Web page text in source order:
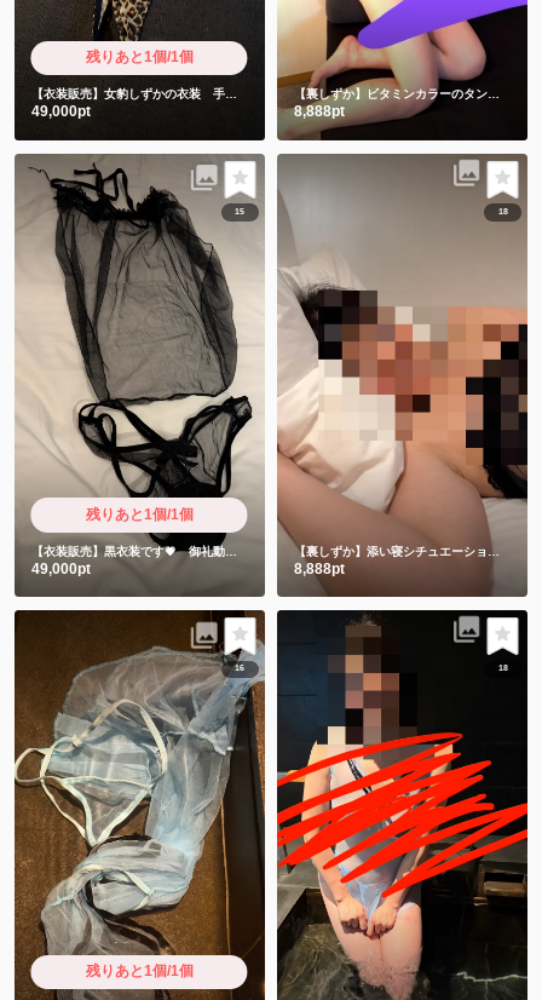
残りあと1個/1個
【衣装販売】女豹しずかの衣装 手書きお手紙と限定ショート動画付き
49,000pt
【裏しずか】ビタミンカラーのタンクトップの下には女豹🐆🫣
8,888pt
15
残りあと1個/1個
【衣装販売】黒衣装です💗 御礼動画付き
49,000pt
18
8,888pt
16
残りあと1個/1個
18